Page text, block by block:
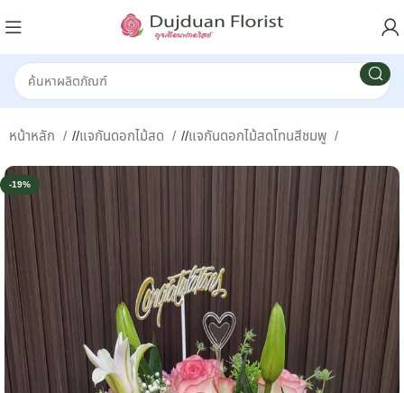
หน้าหลัก / แจกันดอกไม้สด / แจกันดอกไม้สดโทนสีชมพู
-19%